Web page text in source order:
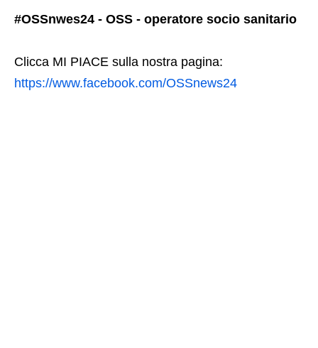
#OSSnwes24 - OSS - operatore socio sanitario
Clicca MI PIACE sulla nostra pagina:
https://www.facebook.com/OSSnews24